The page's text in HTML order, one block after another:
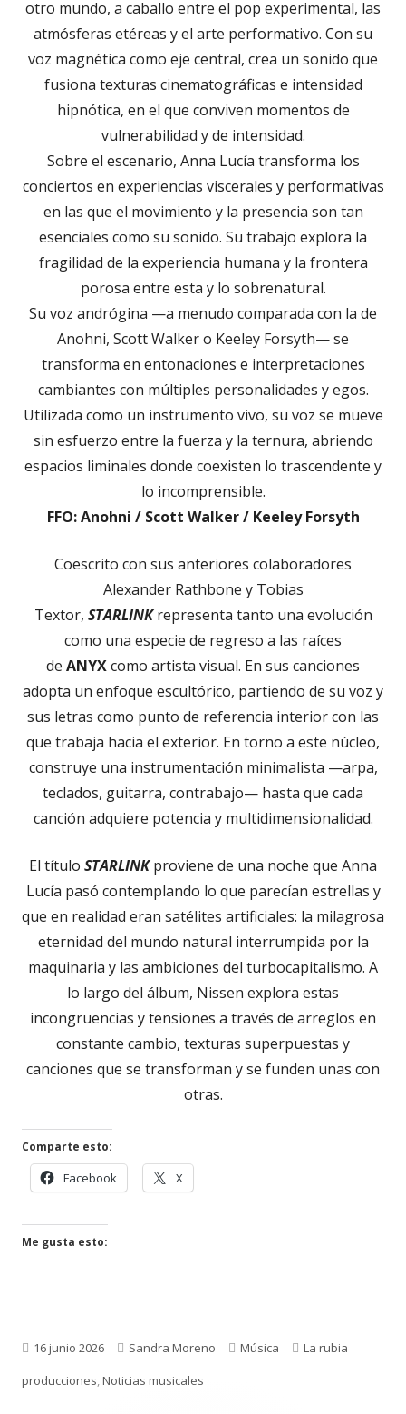
otro mundo, a caballo entre el pop experimental, las
atmósferas etéreas y el arte performativo. Con su
voz magnética como eje central, crea un sonido que
fusiona texturas cinematográficas e intensidad
hipnótica, en el que conviven momentos de
vulnerabilidad y de intensidad.
Sobre el escenario, Anna Lucía transforma los
conciertos en experiencias viscerales y performativas
en las que el movimiento y la presencia son tan
esenciales como su sonido. Su trabajo explora la
fragilidad de la experiencia humana y la frontera
porosa entre esta y lo sobrenatural.
Su voz andrógina —a menudo comparada con la de
Anohni, Scott Walker o Keeley Forsyth— se
transforma en entonaciones e interpretaciones
cambiantes con múltiples personalidades y egos.
Utilizada como un instrumento vivo, su voz se mueve
sin esfuerzo entre la fuerza y la ternura, abriendo
espacios liminales donde coexisten lo trascendente y
lo incomprensible.
FFO: Anohni / Scott Walker / Keeley Forsyth
Coescrito con sus anteriores colaboradores
Alexander Rathbone y Tobias
Textor, STARLINKrepresenta tanto una evolución
como una especie de regreso a las raíces
de ANYXcomo artista visual. En sus canciones
adopta un enfoque escultórico, partiendo de su voz y
sus letras como punto de referencia interior con las
que trabaja hacia el exterior. En torno a este núcleo,
construye una instrumentación minimalista —arpa,
teclados, guitarra, contrabajo— hasta que cada
canción adquiere potencia y multidimensionalidad.
El título STARLINKproviene de una noche que Anna
Lucía pasó contemplando lo que parecían estrellas y
que en realidad eran satélites artificiales: la milagrosa
eternidad del mundo natural interrumpida por la
maquinaria y las ambiciones del turbocapitalismo. A
lo largo del álbum, Nissen explora estas
incongruencias y tensiones a través de arreglos en
constante cambio, texturas superpuestas y
canciones que se transforman y se funden unas con
otras.
Comparte esto:
Facebook X
Me gusta esto:
Publicado
el
16 junio 2026 Autor
Sandra Moreno Categorías
Música Etiquetas
La rubia
producciones,Noticias musicales